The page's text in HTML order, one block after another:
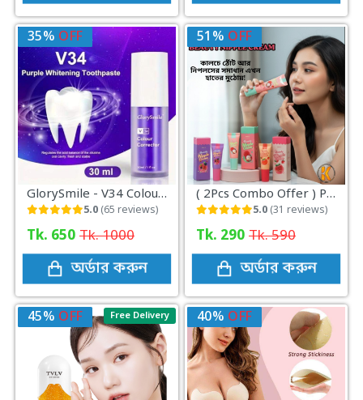
35% OFF
GlorySmile - V34 Colour Correcting Whitening Toothpaste(30ml)
5.0 (65 reviews)
Tk. 650 Tk. 1000
অর্ডার করুন
51% OFF
( 2Pcs Combo Offer ) Peinfen Lip Nipple Cream
5.0 (31 reviews)
Tk. 290 Tk. 590
অর্ডার করুন
Free Delivery
45% OFF 40% OFF